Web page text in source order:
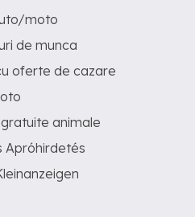
moto
de munca
oferte de cazare
animale
Apróhirdetés